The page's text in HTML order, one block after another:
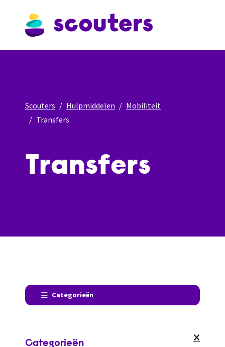
Scouters Hulpmiddelen
Mobiliteit
Transfers
Transfers
Categorieën
Categorieën